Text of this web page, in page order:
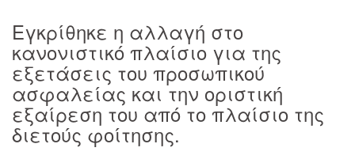
Εγκρίθηκε η αλλαγή στο
κανονιστικό πλαίσιο για της
εξετάσεις του προσωπικού
ασφαλείας και την οριστική
εξαίρεση του από το πλαίσιο της
διετούς φοίτησης.